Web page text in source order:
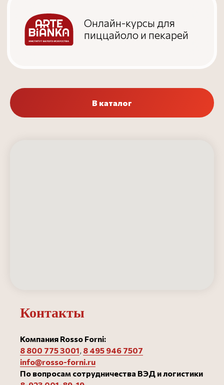
В каталог
Контакты
Компания Rosso Forni:
8 800 775 3001, 8 495 946 7507
info@rosso-forni.ru
По вопросам сотрудничества ВЭД и логистики